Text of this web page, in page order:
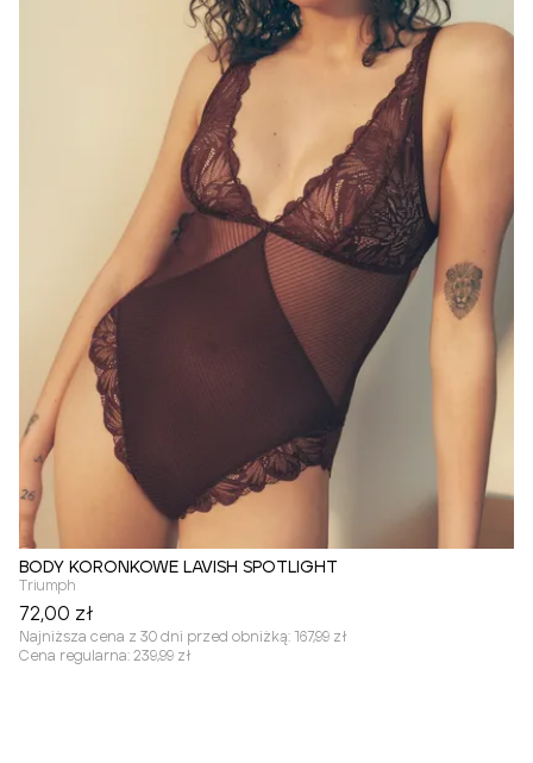
BODY KORONKOWE LAVISH SPOTLIGHT
Triumph
72,00 zł
Najniższa cena z 30 dni przed obniżką: 167,99 zł
Cena regularna: 239,99 zł